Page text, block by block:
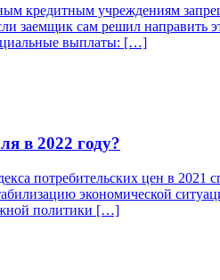
кредитным учреждениям
заемщик сам решил
выплаты: […]
в 2022 году?
потребительских цен в
экономической
политики […]